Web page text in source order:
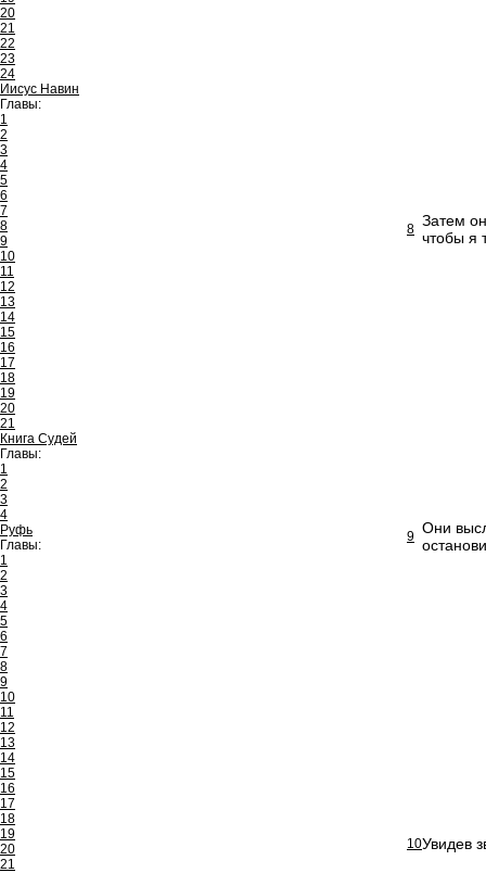
20
21
22
23
24
Иисус Навин
Главы:
1
2
3
4
5
6
7
8
9
10
11
12
13
14
15
16
17
18
19
20
21
Книга Судей
Главы:
1
2
3
4
Руфь
Главы:
1
2
3
4
5
6
7
8
9
10
11
12
13
14
15
16
17
18
19
20
21
8 Затем
чтобы я
9 Они
10Увидев